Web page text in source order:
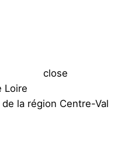
close
la région Centre-Val